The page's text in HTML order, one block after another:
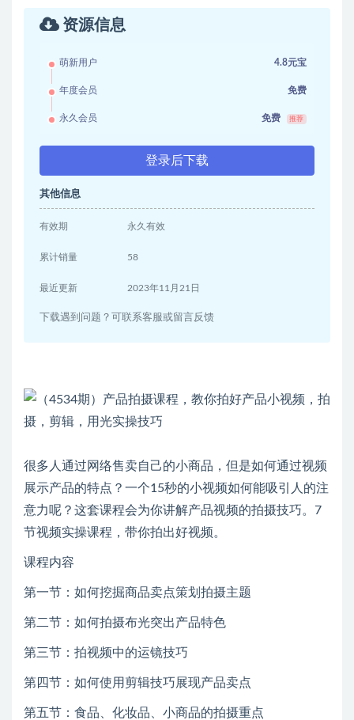
资源信息
萌新用户 4.8元宝
年度会员 免费
永久会员 免费 推荐
登录后下载
其他信息
有效期 永久有效
累计销量 58
最近更新 2023年11月21日
下载遇到问题？可联系客服或留言反馈
很多人通过网络售卖自己的小商品，但是如何通过视频
展示产品的特点？一个15秒的小视频如何能吸引人的注
意力呢？这套课程会为你讲解产品视频的拍摄技巧。7
节视频实操课程，带你拍出好视频。
课程内容
第一节：如何挖掘商品卖点策划拍摄主题
第二节：如何拍摄布光突出产品特色
第三节：拍视频中的运镜技巧
第四节：如何使用剪辑技巧展现产品卖点
第五节：食品、化妆品、小商品的拍摄重点